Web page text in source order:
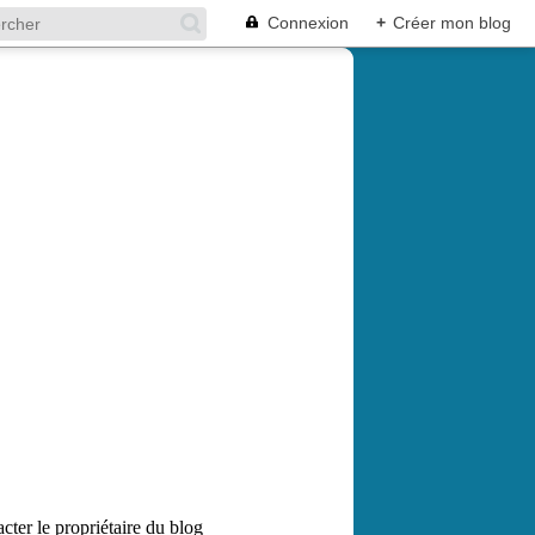
Connexion + Créer mon blog
le propriétaire du blog